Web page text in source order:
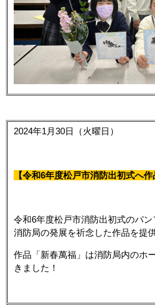
2024年1月30日（火曜日）
【令和6年度松戸市消防出初式へ作
令和6年度松戸市消防出初式のパ
消防局の発展を祈念した作品を提
作品「新春萬福」は消防局内のホ
きました！